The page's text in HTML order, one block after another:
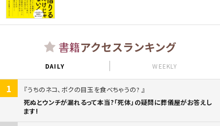
書籍アクセスランキング
DAILY WEEKLY
1
うちのネコ、ボクの目玉を食べちゃうの?
死ぬとウンチが漏れるって本当?「死体」の疑問に葬儀屋がお答えし
ます!